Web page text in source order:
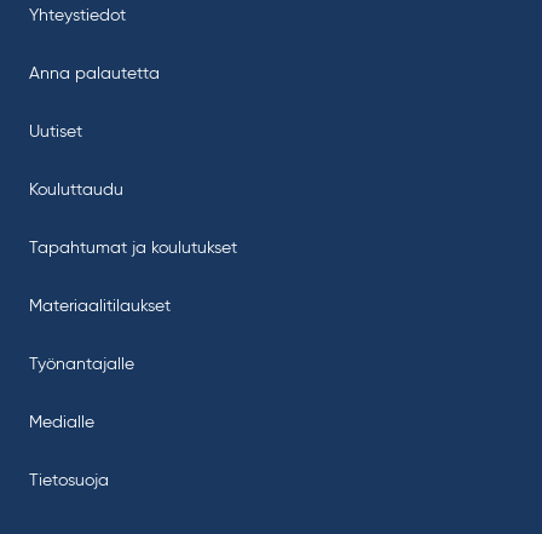
Yhteystiedot
Anna palautetta
Uutiset
Kouluttaudu
Tapahtumat ja koulutukset
Materiaalitilaukset
Työnantajalle
Medialle
Tietosuoja